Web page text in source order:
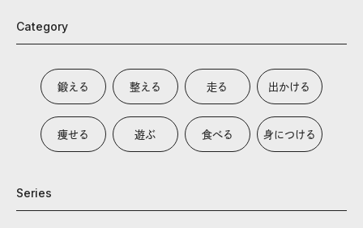
Category
鍛える 整える 走る 出かける
痩せる 遊ぶ 食べる 身につける
Series